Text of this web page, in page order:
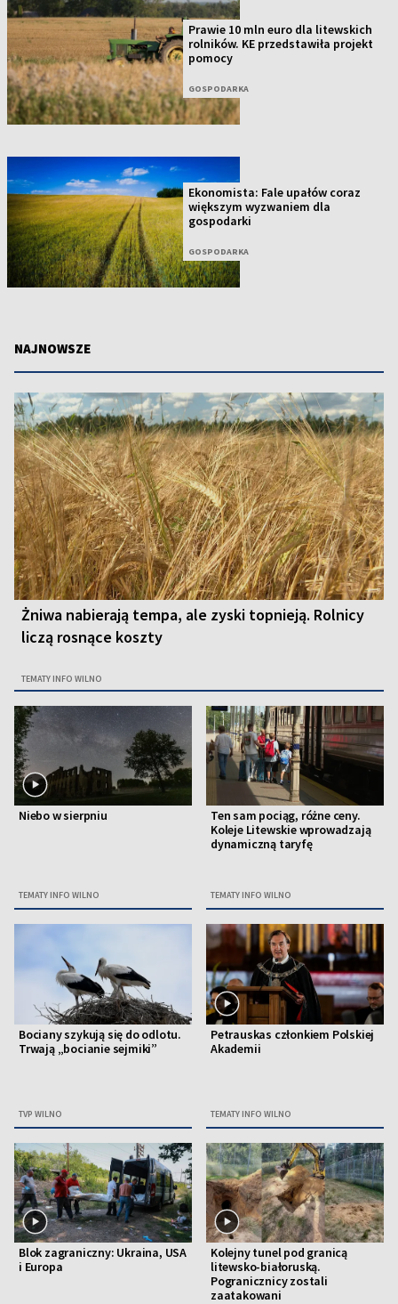
Prawie 10 mln euro dla litewskich
rolników. KE przedstawiła projekt
pomocy
GOSPODARKA
Ekonomista: Fale upałów coraz
większym wyzwaniem dla
gospodarki
GOSPODARKA
NAJNOWSZE
Żniwa nabierają tempa, ale zyski topnieją. Rolnicy
liczą rosnące koszty
TEMATY INFO WILNO
Niebo w sierpniu
TEMATY INFO WILNO
Ten sam pociąg, różne ceny.
Koleje Litewskie wprowadzają
dynamiczną taryfę
TEMATY INFO WILNO
Bociany szykują się do odlotu.
Trwają „bocianie sejmiki”
TVP WILNO
Petrauskas członkiem Polskiej
Akademii
TEMATY INFO WILNO
Blok zagraniczny: Ukraina, USA
i Europa
Kolejny tunel pod granicą
litewsko-białoruską.
Pogranicznicy zostali
zaatakowani